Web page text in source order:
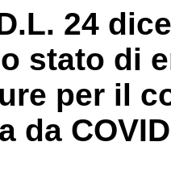
24
stato di
per il
da